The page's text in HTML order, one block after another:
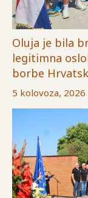
Oluja je bila
legitimna
borbe
5 kolovoza, 2026